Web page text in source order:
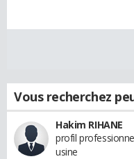
Vous recherchez
Hakim RIHANE
profil
usine